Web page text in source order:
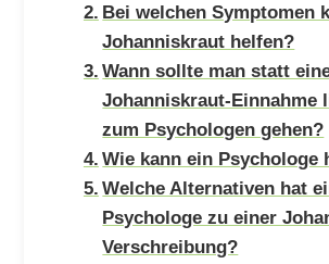
Bei welchen Symptomen
Johanniskraut helfen?
Wann sollte man statt
Johanniskraut-Einnahme
zum Psychologen gehen?
Wie kann ein Psychologe
Welche Alternativen hat
Psychologe zu einer
Verschreibung?